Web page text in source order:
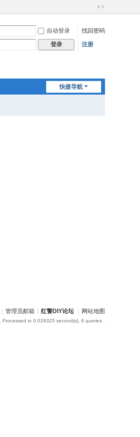
切
到
自动登录
找回密码
登录 注册
快捷导航
管理员邮箱 红警DIY论坛 网站地图
, Processed in 0.028325 second(s), 6 queries .